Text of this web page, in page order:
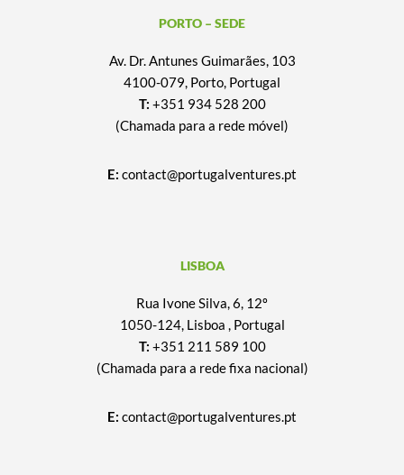
PORTO – SEDE
Av. Dr. Antunes Guimarães, 103
4100-079, Porto, Portugal
T: +351 934 528 200
(Chamada para a rede móvel)
E: contact@portugalventures.pt
LISBOA
Rua Ivone Silva, 6, 12º
1050-124, Lisboa , Portugal
T: +351 211 589 100
(Chamada para a rede fixa nacional)
E: contact@portugalventures.pt